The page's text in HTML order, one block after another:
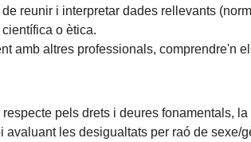
reunir i interpretar dades rellevants
o ètica.
amb altres professionals, comprendre'n
pels drets i deures fonamentals,
les desigualtats per raó de sexe/